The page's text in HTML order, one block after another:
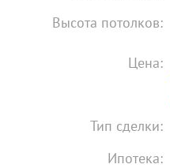
Высота потолков:
Цена:
Тип сделки:
Ипотека: